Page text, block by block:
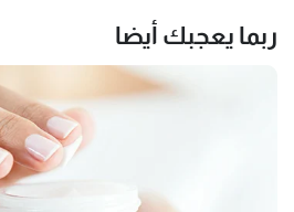
ربما يعجبك أيضا